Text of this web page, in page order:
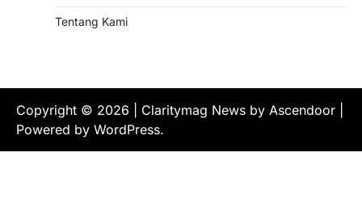
Tentang Kami
Copyright © 2026 | Claritymag News by Ascendoor
Powered by WordPress.